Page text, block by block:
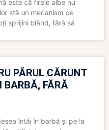
este că firele albe nu
stă un mecanism pe
sprijini blând, fără să
PĂRUL CĂRUNT
BARBĂ, FĂRĂ
întâi în barbă și pe la